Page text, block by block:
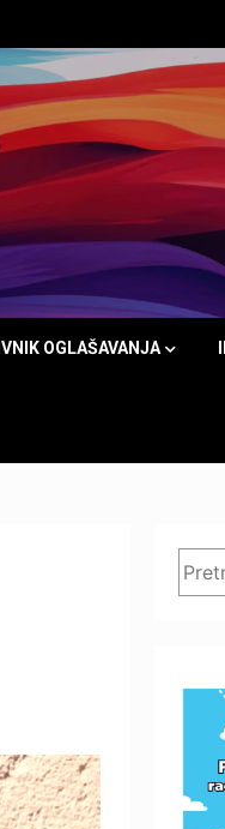
OGLAŠAVANJA